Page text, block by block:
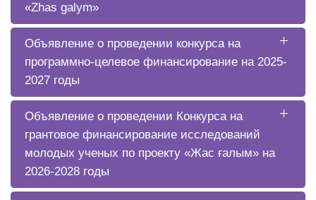
«Zhas galym»
Объявление о проведении конкурса на
программно-целевое финансирование на 2025-
2027 годы
Объявление о проведении Конкурса на
грантовое финансирование исследований
молодых ученых по проекту «Жас ғалым» на
2026-2028 годы